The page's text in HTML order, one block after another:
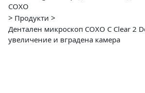
COXO
> Продукти >
Дентален микроскоп COXO C Clear 2
увеличение и вградена камера